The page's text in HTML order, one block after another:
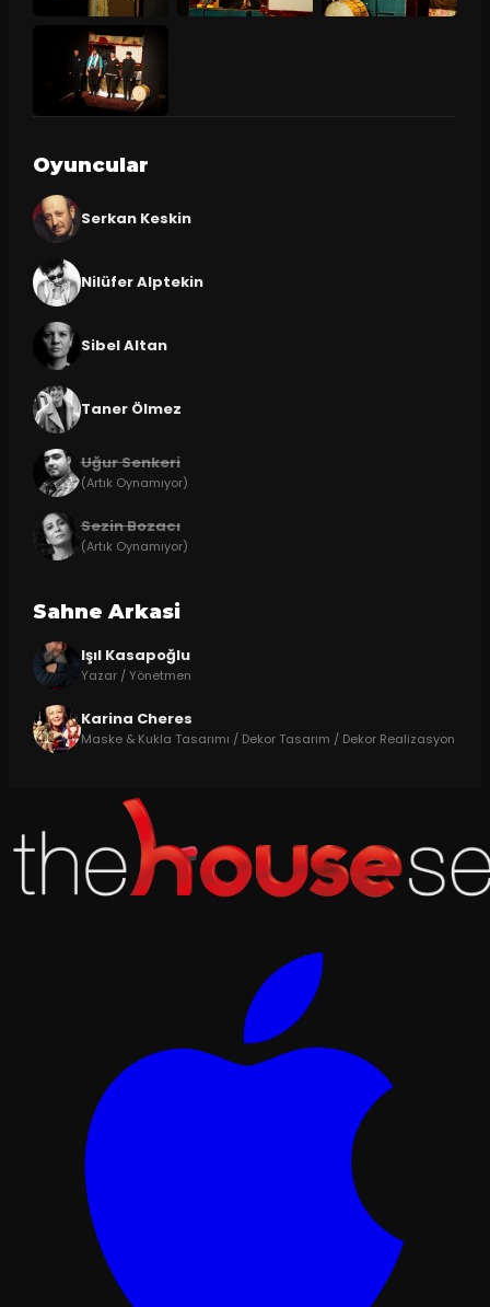
Oyuncular
Serkan Keskin
Nilüfer Alptekin
Sibel Altan
Taner Ölmez
Uğur Senkeri
(Artık Oynamıyor)
Sezin Bozacı
(Artık Oynamıyor)
Sahne Arkasi
Işıl Kasapoğlu
Yazar / Yönetmen
Karina Cheres
Maske & Kukla Tasarımı / Dekor Tasarım / Dekor Realizasyon